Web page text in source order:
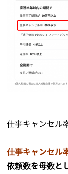
仕事キャンセル
仕事キャンセル
依頼数を母数と